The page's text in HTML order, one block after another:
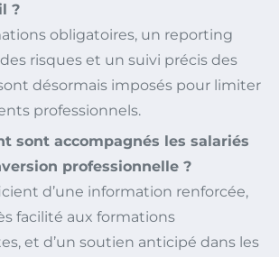
?
obligatoires, un reporting
risques et un suivi précis des
désormais imposés pour limiter
professionnels.
sont accompagnés les salariés
professionnelle ?
d’une information renforcée,
facilité aux formations
et d’un soutien anticipé dans les